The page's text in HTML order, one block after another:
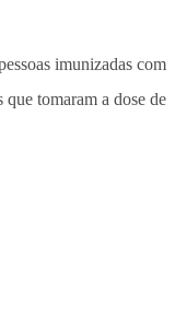
imunizadas com
tomaram a dose de